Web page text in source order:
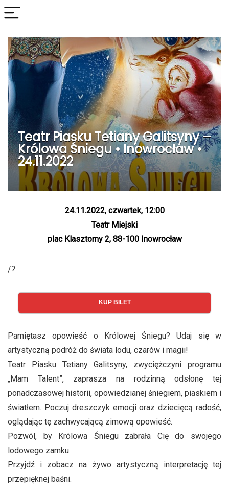
Teatr Piasku Tetiany Galitsyny –
Królowa Śniegu • Inowrocław •
24.11.2022
24.11.2022, czwartek, 12:00
Teatr Miejski
plac Klasztorny 2, 88-100 Inowrocław
/?
KUP BILET
Pamiętasz opowieść o Królowej Śniegu? Udaj się w
artystyczną podróż do świata lodu, czarów i magii!
Teatr Piasku Tetiany Galitsyny, zwyciężczyni programu
„Mam Talent”, zaprasza na rodzinną odsłonę tej
ponadczasowej historii, opowiedzianej śniegiem, piaskiem i
światłem. Poczuj dreszczyk emocji oraz dziecięcą radość,
oglądając tę zachwycającą zimową opowieść.
Pozwól, by Królowa Śniegu zabrała Cię do swojego
lodowego zamku.
Przyjdź i zobacz na żywo artystyczną interpretację tej
przepięknej baśni.